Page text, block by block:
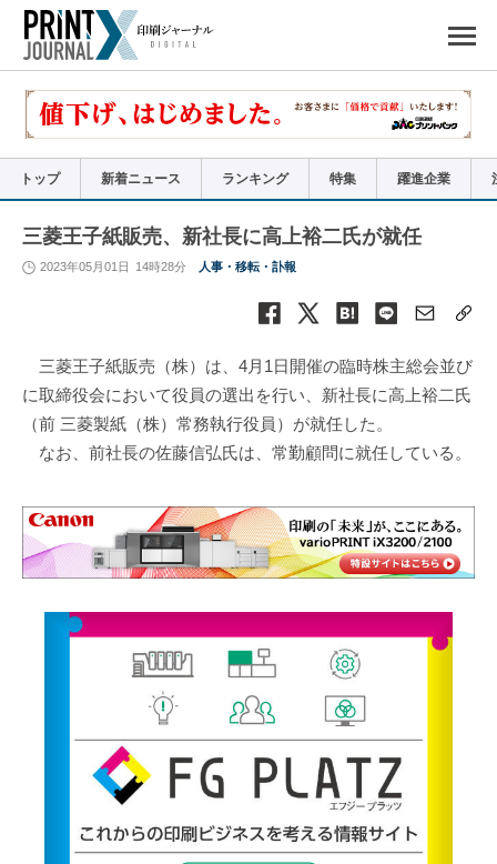
で
リ
トップ 新着ニュース ランキング 特集 躍進企業
三菱王子紙販売、新社長に高上裕二氏が就任
2023年05月01日 14時28分 人事・移転・訃報
三菱王子紙販売（株）は、4月1日開催の臨時株主総会並び
に取締役会において役員の選出を行い、新社長に高上裕二氏
（前 三菱製紙（株）常務執行役員）が就任した。
なお、前社長の佐藤信弘氏は、常勤顧問に就任している。